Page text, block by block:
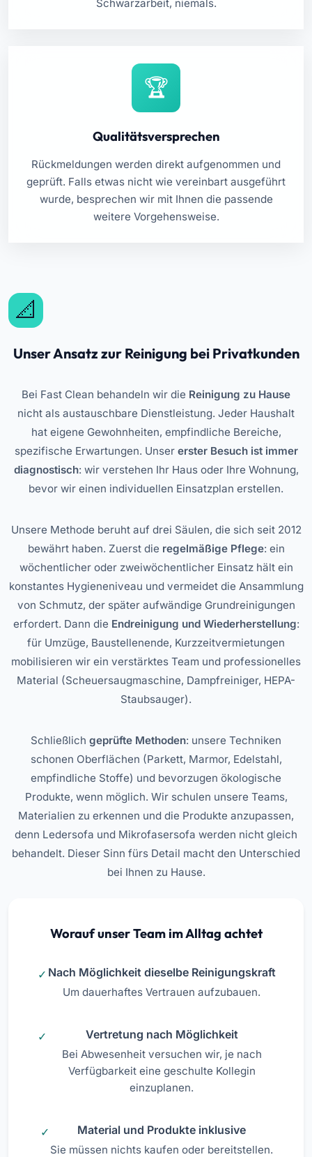
Schwarzarbeit, niemals.
Qualitätsversprechen
Rückmeldungen werden direkt aufgenommen und
geprüft. Falls etwas nicht wie vereinbart ausgeführt
wurde, besprechen wir mit Ihnen die passende
weitere Vorgehensweise.
Unser Ansatz zur Reinigung bei Privatkunden
Bei Fast Clean behandeln wir die Reinigung zu Hause
nicht als austauschbare Dienstleistung. Jeder Haushalt
hat eigene Gewohnheiten, empfindliche Bereiche,
spezifische Erwartungen. Unser erster Besuch ist immer
diagnostisch: wir verstehen Ihr Haus oder Ihre Wohnung,
bevor wir einen individuellen Einsatzplan erstellen.
Unsere Methode beruht auf drei Säulen, die sich seit 2012
bewährt haben. Zuerst die regelmäßige Pflege: ein
wöchentlicher oder zweiwöchentlicher Einsatz hält ein
konstantes Hygieneniveau und vermeidet die Ansammlung
von Schmutz, der später aufwändige Grundreinigungen
erfordert. Dann die Endreinigung und Wiederherstellung:
für Umzüge, Baustellenende, Kurzzeitvermietungen
mobilisieren wir ein verstärktes Team und professionelles
Material (Scheuersaugmaschine, Dampfreiniger, HEPA-
Staubsauger).
Schließlich geprüfte Methoden: unsere Techniken
schonen Oberflächen (Parkett, Marmor, Edelstahl,
empfindliche Stoffe) und bevorzugen ökologische
Produkte, wenn möglich. Wir schulen unsere Teams,
Materialien zu erkennen und die Produkte anzupassen,
denn Ledersofa und Mikrofasersofa werden nicht gleich
behandelt. Dieser Sinn fürs Detail macht den Unterschied
bei Ihnen zu Hause.
Worauf unser Team im Alltag achtet
Nach Möglichkeit dieselbe Reinigungskraft
Um dauerhaftes Vertrauen aufzubauen.
Vertretung nach Möglichkeit
Bei Abwesenheit versuchen wir, je nach
Verfügbarkeit eine geschulte Kollegin
einzuplanen.
Material und Produkte inklusive
Sie müssen nichts kaufen oder bereitstellen.